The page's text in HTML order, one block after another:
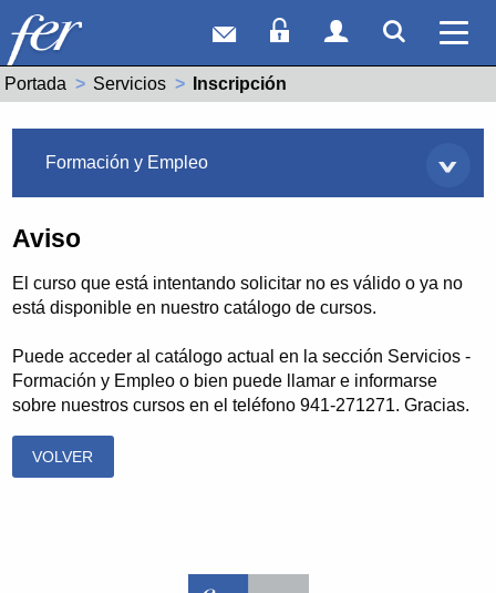
Correo webAcceso Socios
Acceso
Portada Servicios Actual:
Inscripción
Formación y Empleo
Aviso
El curso que está intentando solicitar no es válido o ya no
está disponible en nuestro catálogo de cursos.
Puede acceder al catálogo actual en la sección Servicios -
Formación y Empleo o bien puede llamar e informarse
sobre nuestros cursos en el teléfono 941-271271. Gracias.
VOLVER